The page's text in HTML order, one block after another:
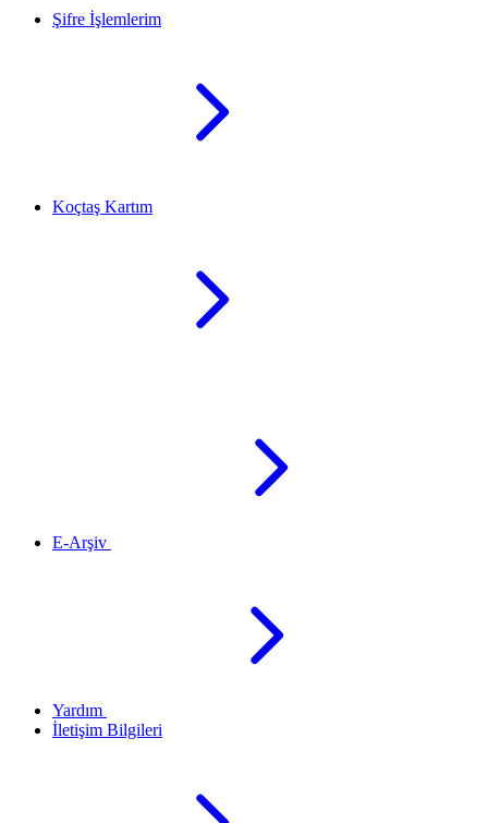
Şifre İşlemlerim
Koçtaş Kartım
E-Arşiv
Yardım
İletişim Bilgileri